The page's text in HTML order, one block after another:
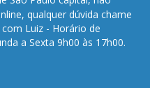
qualquer dúvida chame
Luiz - Horário de
a Sexta 9h00 às 17h00.